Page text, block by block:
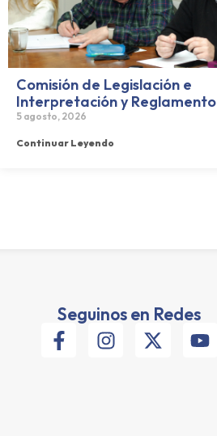
Comisión de Legislación e
Interpretación y Reglamento
5 agosto, 2026
Continuar Leyendo
Seguinos en Redes